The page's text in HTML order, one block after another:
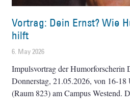
Vortrag: Dein Ernst? Wie
hilft
6. May 2026
Impulsvortrag der Humorforscherin
Donnerstag, 21.05.2026, von 16-
(Raum 823) am Campus Westend.